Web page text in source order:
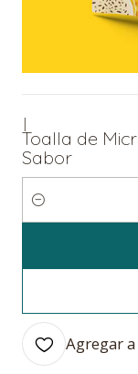
|
Toalla de
Sabor
Cantidad
Agregar